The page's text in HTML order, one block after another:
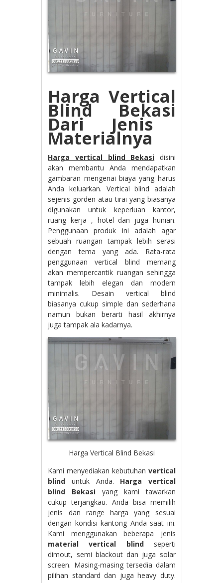
Harga Vertical
Blind Bekasi
Dari Jenis
Materialnya
Harga vertical blind Bekasi disini
akan membantu Anda mendapatkan
gambaran mengenai biaya yang harus
Anda keluarkan. Vertical blind adalah
sejenis gorden atau tirai yang biasanya
digunakan untuk keperluan kantor,
ruang kerja , hotel dan juga hunian.
Penggunaan produk ini adalah agar
sebuah ruangan tampak lebih serasi
dengan tema yang ada. Rata-rata
penggunaan vertical blind memang
akan mempercantik ruangan sehingga
tampak lebih elegan dan modern
minimalis. Desain vertical blind
biasanya cukup simple dan sederhana
namun bukan berarti hasil akhirnya
juga tampak ala kadarnya.
Harga Vertical Blind Bekasi
Kami menyediakan kebutuhan vertical
blind untuk Anda. Harga vertical
blind Bekasi yang kami tawarkan
cukup terjangkau. Anda bisa memilih
jenis dan range harga yang sesuai
dengan kondisi kantong Anda saat ini.
Kami menggunakan beberapa jenis
material vertical blindseperti
dimout, semi blackout dan juga solar
screen. Masing-masing tersedia dalam
pilihan standard dan juga heavy duty.